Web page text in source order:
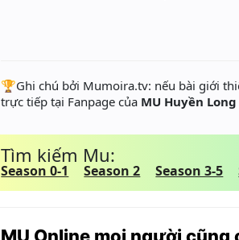
️🏆Ghi chú bởi Mumoira.tv: nếu bài giới
trực tiếp tại Fanpage của MU Huyền Long
Tìm kiếm Mu:
Season 0-1 Season 2 Season 3-5